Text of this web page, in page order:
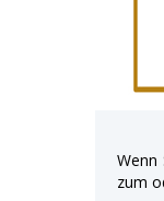
Wenn
zum